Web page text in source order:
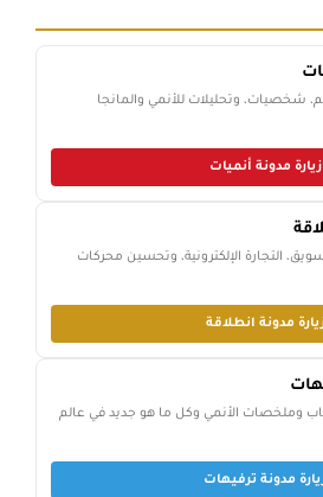
شخصيات، وتحليلات للأنمي والمانجا
زيارة مدونة أنميات
التجارة الإلكترونية، وتحسين محركات
مدونة انطلاقة
وملخصات الأنمي وكل ما هو جديد في عالم
مدونة ترفيهات